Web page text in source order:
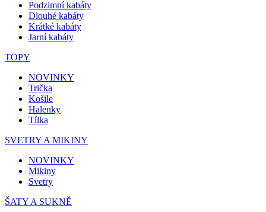
Podzimní kabáty
Dlouhé kabáty
Krátké kabáty
Jarní kabáty
TOPY
NOVINKY
Trička
Košile
Halenky
Tílka
SVETRY A MIKINY
NOVINKY
Mikiny
Svetry
ŠATY A SUKNĚ